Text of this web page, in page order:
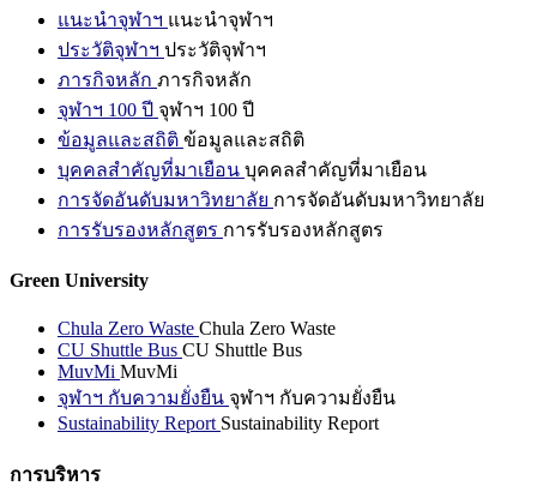
แนะนำจุฬาฯ แนะนำจุฬาฯ
ประวัติจุฬาฯ ประวัติจุฬาฯ
ภารกิจหลัก ภารกิจหลัก
จุฬาฯ 100 ปี จุฬาฯ 100 ปี
ข้อมูลและสถิติ ข้อมูลและสถิติ
บุคคลสำคัญที่มาเยือน บุคคลสำคัญที่มาเยือน
การจัดอันดับมหาวิทยาลัย การจัดอันดับมหาวิทยาลัย
การรับรองหลักสูตร การรับรองหลักสูตร
Green University
Chula Zero Waste Chula Zero Waste
CU Shuttle Bus CU Shuttle Bus
MuvMi MuvMi
จุฬาฯ กับความยั่งยืน จุฬาฯ กับความยั่งยืน
Sustainability Report Sustainability Report
การบริหาร